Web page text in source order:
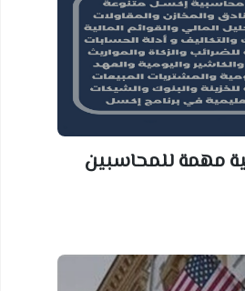
مهمة للمحاسبين